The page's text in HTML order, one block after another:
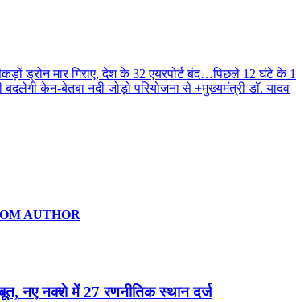
ड्रोन मार गिराए, देश के 32 एयरपोर्ट बंद…पिछले 12 घंटे के
केन-बेतबा नदी जोड़ो परियोजना से +मुख्यमंत्री डॉ. यादव
AUTHOR
नए नक्शे में 27 रणनीतिक स्थान दर्ज